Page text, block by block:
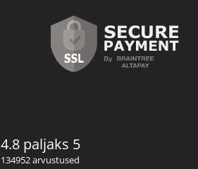
4.8 paljaks 5
134952 arvustused